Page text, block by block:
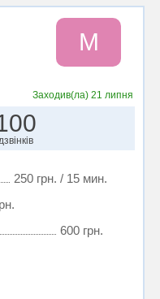
М
Заходив(ла) 21 липня
250 грн. / 15 мин.
600 грн.